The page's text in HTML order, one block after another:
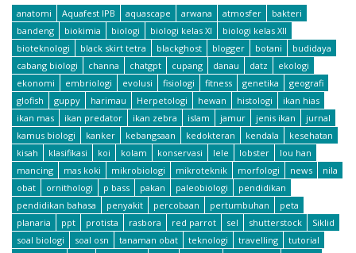
anatomi Aquafest IPB aquascape arwana atmosfer
bakteri
bandeng
biokimia biologi biologi kelas XI
biologi kelas XII
bioteknologi
black skirt tetra blackghost blogger botani
budidaya
cabang biologi
channa chatgpt cupang danau datz
ekologi
ekonomi
embriologi evolusi fisiologi fitness genetika
geografi
glofish
guppy harimau Herpetologi hewan histologi
ikan hias
ikan mas
ikan predator ikan zebra islam jamur jenis ikan
jurnal
kamus biologi
kanker kebangsaan kedokteran kendala
kesehatan
kisah
klasifikasi koi kolam konservasi lele lobster
lou han
mancing
mas koki mikrobiologi mikroteknik morfologi news
nila
obat
ornithologi p bass pakan paleobiologi
pendidikan
pendidikan bahasa
penyakit percobaan pertumbuhan
peta
planaria
ppt protista rasbora red parrot sel shutterstock
Siklid
soal biologi
soal osn tanaman obat teknologi travelling
tutorial